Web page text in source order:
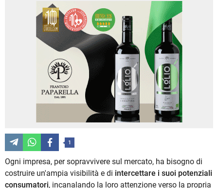
1
Ogni impresa, per sopravvivere sul mercato, ha bisogno di
costruire un'ampia visibilità e di intercettare i suoi potenziali
consumatori, incanalando la loro attenzione verso la propria